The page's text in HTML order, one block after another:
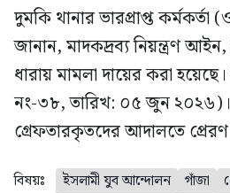
দুমকি থানার ভারপ্রাপ্ত কর্মকর্তা
জানান, মাদকদ্রব্য নিয়ন্ত্রণ
ধারায় মামলা দায়ের করা
নং-৩৮, তারিখ: ০৫ জুন ২০২৬)।
গ্রেফতারকৃতদের আদালতে
বিষয়ঃ ইসলামী যুব আন্দোলন গাঁজা